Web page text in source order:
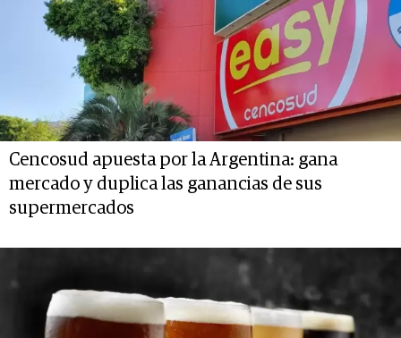
Cencosud apuesta por la Argentina: gana
mercado y duplica las ganancias de sus
supermercados